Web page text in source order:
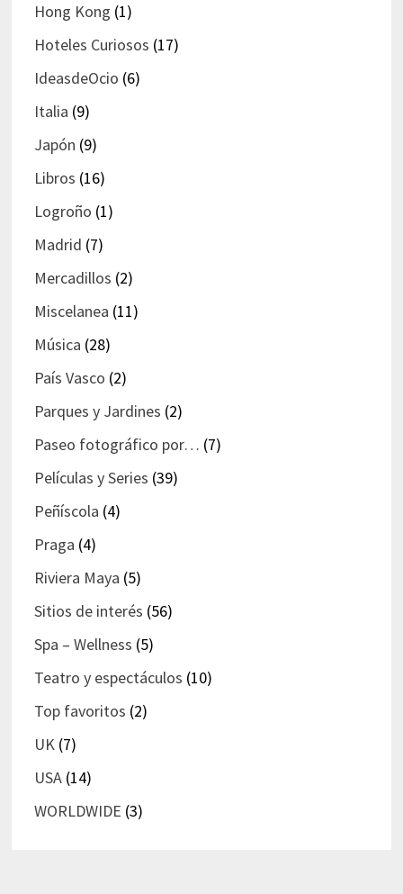
Hong Kong (1)
Hoteles Curiosos (17)
IdeasdeOcio (6)
Italia (9)
Japón (9)
Libros (16)
Logroño (1)
Madrid (7)
Mercadillos (2)
Miscelanea (11)
Música (28)
País Vasco (2)
Parques y Jardines (2)
Paseo fotográfico por… (7)
Películas y Series (39)
Peñíscola (4)
Praga (4)
Riviera Maya (5)
Sitios de interés (56)
Spa – Wellness (5)
Teatro y espectáculos (10)
Top favoritos (2)
UK(7)
USA(14)
WORLDWIDE (3)